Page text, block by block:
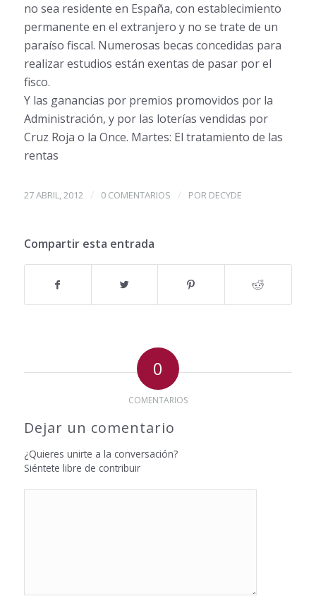
no sea residente en España, con establecimiento
permanente en el extranjero y no se trate de un
paraíso fiscal. Numerosas becas concedidas para
realizar estudios están exentas de pasar por el
fisco.
Y las ganancias por premios promovidos por la
Administración, y por las loterías vendidas por
Cruz Roja o la Once. Martes: El tratamiento de las
rentas
27 ABRIL, 2012 / 0 COMENTARIOS / POR DECYDE
Compartir esta entrada
0
COMENTARIOS
Dejar un comentario
¿Quieres unirte a la conversación?
Siéntete libre de contribuir